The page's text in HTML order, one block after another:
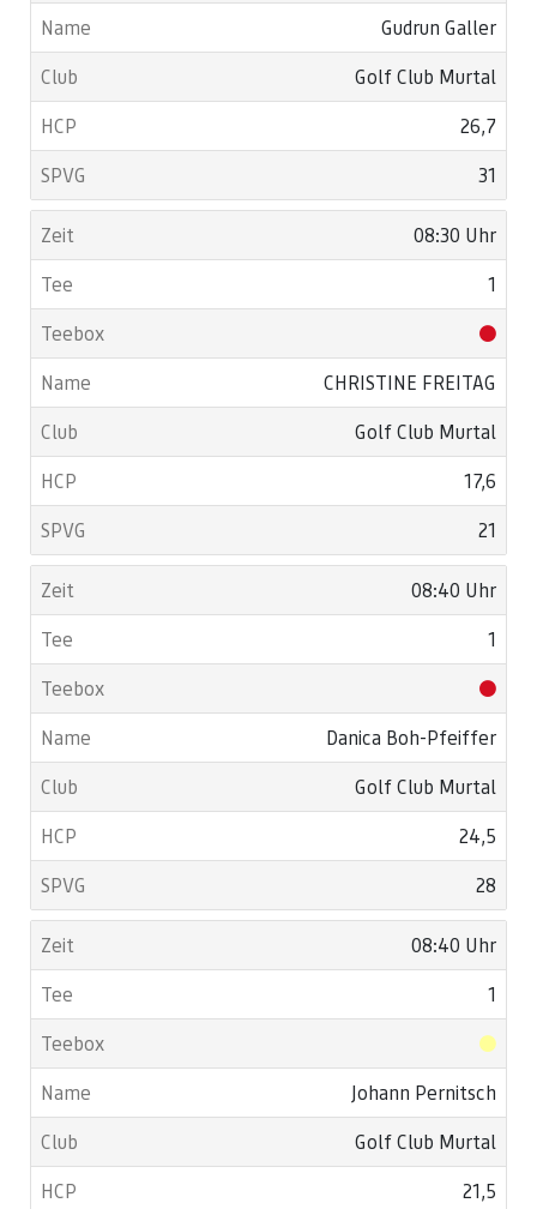
Gudrun Galler
Golf Club Murtal
26,7
31
08:30 Uhr
1
CHRISTINE FREITAG
Golf Club Murtal
17,6
21
08:40 Uhr
1
Danica Boh-Pfeiffer
Golf Club Murtal
24,5
28
08:40 Uhr
1
Johann Pernitsch
Golf Club Murtal
21,5